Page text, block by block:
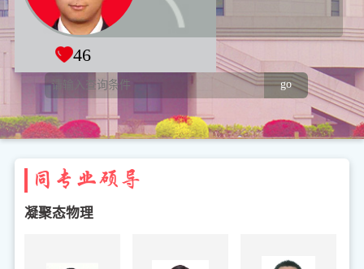
46
go
同专业硕导
凝聚态物理